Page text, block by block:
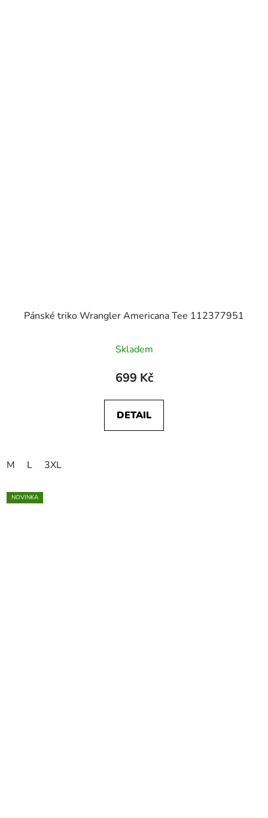
Pánské triko Wrangler Americana Tee 112377951
Skladem
699 Kč
DETAIL
M L 3XL
NOVINKA